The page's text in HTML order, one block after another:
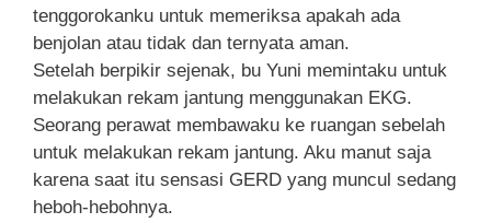
tenggorokanku untuk memeriksa apakah ada
benjolan atau tidak dan ternyata aman.
Setelah berpikir sejenak, bu Yuni memintaku untuk
melakukan rekam jantung menggunakan EKG.
Seorang perawat membawaku ke ruangan sebelah
untuk melakukan rekam jantung. Aku manut saja
karena saat itu sensasi GERD yang muncul sedang
heboh-hebohnya.